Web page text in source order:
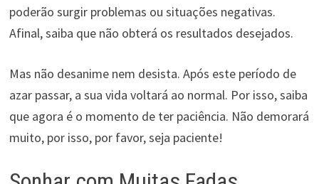
poderão surgir problemas ou situações negativas.
Afinal, saiba que não obterá os resultados desejados.
Mas não desanime nem desista. Após este período de
azar passar, a sua vida voltará ao normal. Por isso, saiba
que agora é o momento de ter paciência. Não demorará
muito, por isso, por favor, seja paciente!